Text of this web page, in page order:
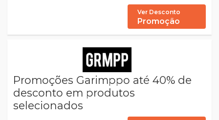
Ver Desconto
Promoção
Promoções Garimppo até 40% de
desconto em produtos
selecionados